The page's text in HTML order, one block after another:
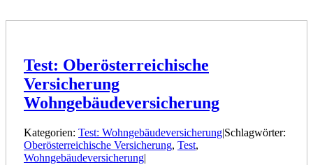
Test: Oberösterreichische
Versicherung
Wohngebäudeversicherung
Kategorien: Test: Wohngebäudeversicherung|Schlagwörter:
Oberösterreichische Versicherung, Test,
Wohngebäudeversicherung|